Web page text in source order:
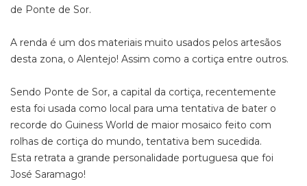
de Ponte de Sor.
A renda é um dos materiais muito usados pelos artesãos
desta zona, o Alentejo! Assim como a cortiça entre outros.
Sendo Ponte de Sor, a capital da cortiça, recentemente
esta foi usada como local para uma tentativa de bater o
recorde do Guiness World de maior mosaico feito com
rolhas de cortiça do mundo, tentativa bem sucedida.
Esta retrata a grande personalidade portuguesa que foi
José Saramago!